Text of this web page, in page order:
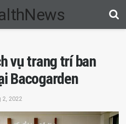
vụ trang trí ban
Bacogarden
2, 2022